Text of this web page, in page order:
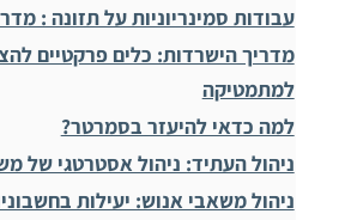
עבודות סמינריוניות על תזונה :
מדריך הישרדות: כלים פרקטיים
למתמטיקה
למה כדאי להיעזר בסמרטר?
ניהול העתיד: ניהול אסטרטגי של
ניהול משאבי אנוש: יעילות